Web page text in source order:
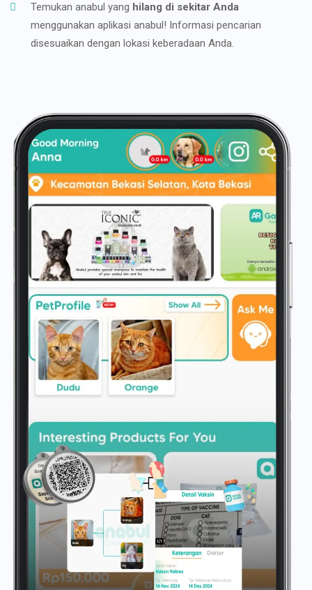
Temukan anabul yang hilang di sekitar Anda
menggunakan aplikasi anabul! Informasi pencarian
disesuaikan dengan lokasi keberadaan Anda.